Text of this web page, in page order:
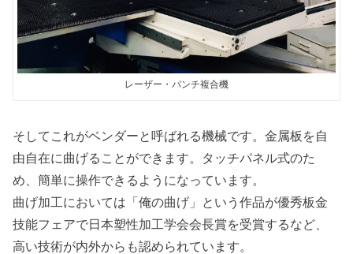
レーザー・パンチ複合機
そしてこれがベンダーと呼ばれる機械です。金属板を自
由自在に曲げることができます。タッチパネル式のた
め、簡単に操作できるようになっています。
曲げ加工においては「俺の曲げ」という作品が優秀板金
技能フェアで日本塑性加工学会会長賞を受賞するなど、
高い技術が内外からも認められています。